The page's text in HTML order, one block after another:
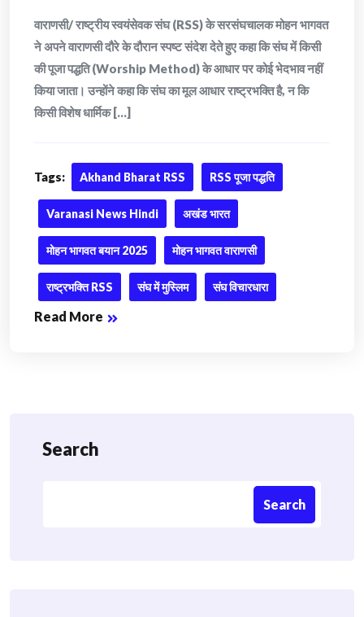
वाराणसी/ राष्ट्रीय स्वयंसेवक संघ (RSS) के सरसंघचालक मोहन भागवत
ने अपने वाराणसी दौरे के दौरान स्पष्ट संदेश देते हुए कहा कि संघ में किसी
की पूजा पद्धति (Worship Method) के आधार पर कोई भेदभाव नहीं
किया जाता। उन्होंने कहा कि संघ का मूल आधार राष्ट्रभक्ति है, न कि
किसी विशेष धार्मिक [...]
Tags: Akhand Bharat RSS RSS पूजा पद्धति
Varanasi News Hindi अखंड भारत
मोहन भागवत बयान 2025 मोहन भागवत वाराणसी
राष्ट्रभक्ति RSS संघ में मुस्लिम संघ विचारधारा
Read More
Search
Search